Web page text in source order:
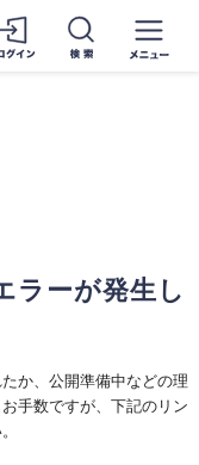
ラーが発生し
か、公開準備中などの理
手数ですが、下記のリン